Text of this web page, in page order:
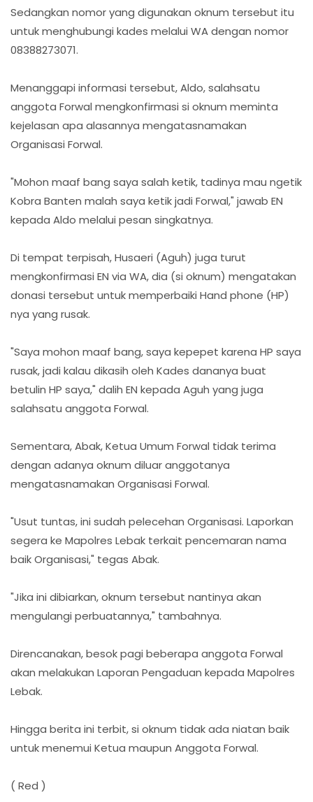
Sedangkan nomor yang digunakan oknum tersebut itu
untuk menghubungi kades melalui WA dengan nomor
08388273071.
Menanggapi informasi tersebut, Aldo, salahsatu
anggota Forwal mengkonfirmasi si oknum meminta
kejelasan apa alasannya mengatasnamakan
Organisasi Forwal.
"Mohon maaf bang saya salah ketik, tadinya mau ngetik
Kobra Banten malah saya ketik jadi Forwal," jawab EN
kepada Aldo melalui pesan singkatnya.
Di tempat terpisah, Husaeri (Aguh) juga turut
mengkonfirmasi EN via WA, dia (si oknum) mengatakan
donasi tersebut untuk memperbaiki Hand phone (HP)
nya yang rusak.
"Saya mohon maaf bang, saya kepepet karena HP saya
rusak, jadi kalau dikasih oleh Kades dananya buat
betulin HP saya," dalih EN kepada Aguh yang juga
salahsatu anggota Forwal.
Sementara, Abak, Ketua Umum Forwal tidak terima
dengan adanya oknum diluar anggotanya
mengatasnamakan Organisasi Forwal.
"Usut tuntas, ini sudah pelecehan Organisasi. Laporkan
segera ke Mapolres Lebak terkait pencemaran nama
baik Organisasi," tegas Abak.
"Jika ini dibiarkan, oknum tersebut nantinya akan
mengulangi perbuatannya," tambahnya.
Direncanakan, besok pagi beberapa anggota Forwal
akan melakukan Laporan Pengaduan kepada Mapolres
Lebak.
Hingga berita ini terbit, si oknum tidak ada niatan baik
untuk menemui Ketua maupun Anggota Forwal.
( Red )